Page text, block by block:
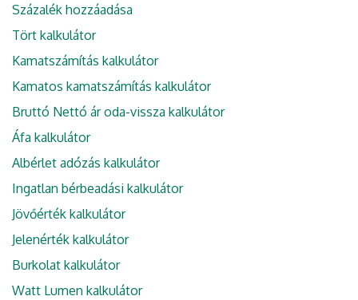
Százalék hozzáadása
Tört kalkulátor
Kamatszámítás kalkulátor
Kamatos kamatszámítás kalkulátor
Bruttó Nettó ár oda-vissza kalkulátor
Áfa kalkulátor
Albérlet adózás kalkulátor
Ingatlan bérbeadási kalkulátor
Jövőérték kalkulátor
Jelenérték kalkulátor
Burkolat kalkulátor
Watt Lumen kalkulátor